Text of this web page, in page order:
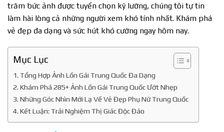
trăm bức ảnh được tuyển chọn kỹ lưỡng, chúng tôi tự tin
làm hài lòng cả những người xem khó tính nhất. Khám phá
vẻ đẹp đa dạng và sức hút khó cưỡng ngay hôm nay.
Mục Lục
Tổng Hợp Ảnh Lồn Gái Trung Quốc Đa Dạng
Khám Phá 285+ Ảnh Lồn Gái Trung Quốc Ướt Nhẹp
Những Góc Nhìn Mới Lạ Về Vẻ Đẹp Phụ Nữ Trung Quốc
Kết Luận: Trải Nghiệm Thị Giác Độc Đáo